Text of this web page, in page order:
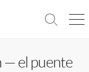
Alternar
— el puente